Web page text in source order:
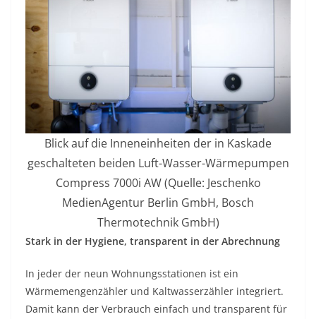
Blick auf die Inneneinheiten der in Kaskade
geschalteten beiden Luft-Wasser-Wärmepumpen
Compress 7000i AW (Quelle: Jeschenko
MedienAgentur Berlin GmbH, Bosch
Thermotechnik GmbH)
Stark in der Hygiene, transparent in der Abrechnung
In jeder der neun Wohnungsstationen ist ein
Wärmemengenzähler und Kaltwasserzähler integriert.
Damit kann der Verbrauch einfach und transparent für